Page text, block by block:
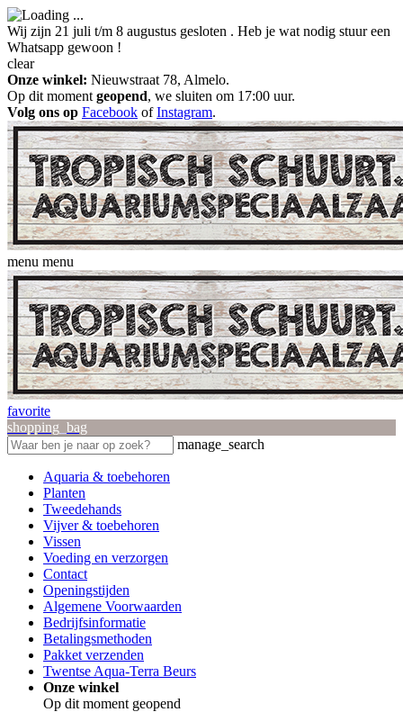
Wij zijn 21 juli t/m 8 augustus gesloten . Heb je wat nodig stuur een
Whatsapp gewoon !
clear
Onze winkel: Nieuwstraat 78, Almelo.
Op dit moment geopend, we sluiten om 17:00 uur.
Volg ons op Facebook ofInstagram.
menu menu
favorite
shopping_bag
manage_search
Aquaria & toebehoren
Planten
Tweedehands
Vijver & toebehoren
Vissen
Voeding en verzorgen
Contact
Openingstijden
Algemene Voorwaarden
Bedrijfsinformatie
Betalingsmethoden
Pakket verzenden
Twentse Aqua-Terra Beurs
Onze winkel
Op dit moment geopend